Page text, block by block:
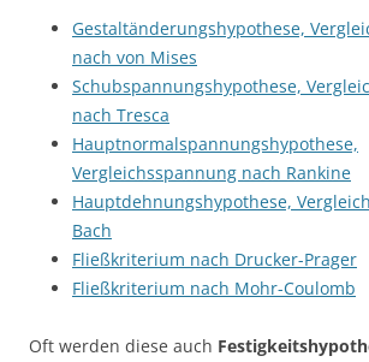
Gestaltänderungshypothese,
nach von Mises
Schubspannungshypothese,
nach Tresca
Hauptnormalspannungshypothese,
Vergleichsspannung nach Rankine
Hauptdehnungshypothese,
Bach
Fließkriterium nach Drucker-Prager
Fließkriterium nach Mohr-Coulomb
Oft werden diese auch